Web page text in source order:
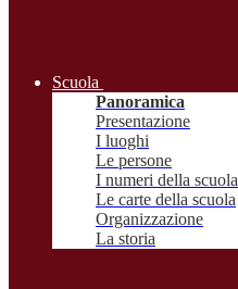
Scuola
Panoramica
Presentazione
I luoghi
Le persone
I numeri della scuola
Le carte della scuola
Organizzazione
La storia